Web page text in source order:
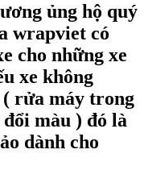
ủng hộ quý
wrapviet có
cho những xe
xe không
rửa máy trong
màu ) đó là
dành cho